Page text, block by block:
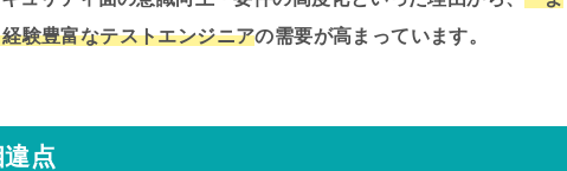
験豊富なテストエンジニアの需要が高まっています。
点